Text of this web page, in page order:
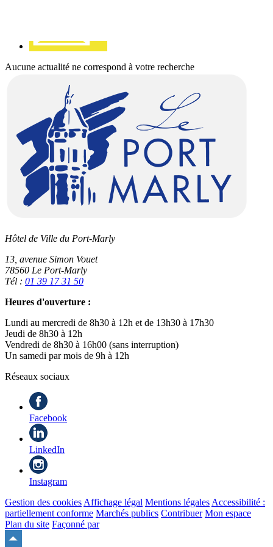
Aucune actualité ne correspond à votre recherche
Hôtel de Ville du Port-Marly
13, avenue Simon Vouet
78560 Le Port-Marly
Tél : 01 39 17 31 50
Heures d'ouverture :
Lundi au mercredi de 8h30 à 12h et de 13h30 à 17h30
Jeudi de 8h30 à 12h
Vendredi de 8h30 à 16h00 (sans interruption)
Un samedi par mois de 9h à 12h
Réseaux sociaux
Facebook
LinkedIn
Instagram
Gestion des cookies Affichage légal Mentions légales Accessibilité :
partiellement conforme Marchés publics Contribuer Mon espace
Plan du site Façonné par